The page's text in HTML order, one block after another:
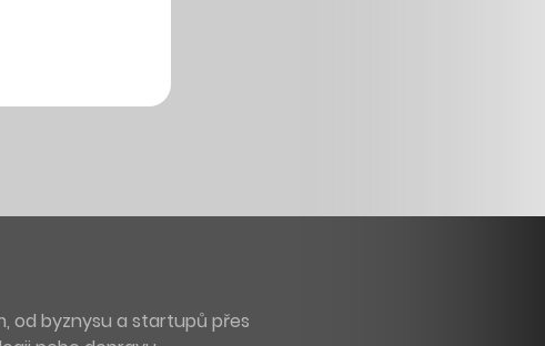
od byznysu a startupů přes